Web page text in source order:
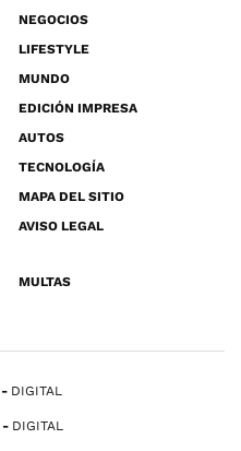
NEGOCIOS
LIFESTYLE
MUNDO
EDICIÓN IMPRESA
AUTOS
TECNOLOGÍA
MAPA DEL SITIO
AVISO LEGAL
MULTAS
DIGITAL
DIGITAL